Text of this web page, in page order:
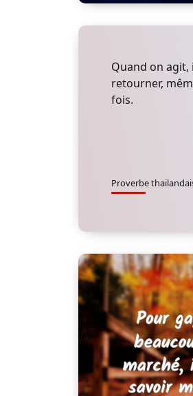
Quand on
retourner,
fois.
Proverbe